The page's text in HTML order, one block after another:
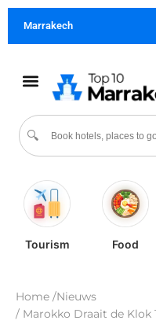
Marrakech
🔍
Tourism Food
Home /Nieuws
/ Marokko Draait de Klok